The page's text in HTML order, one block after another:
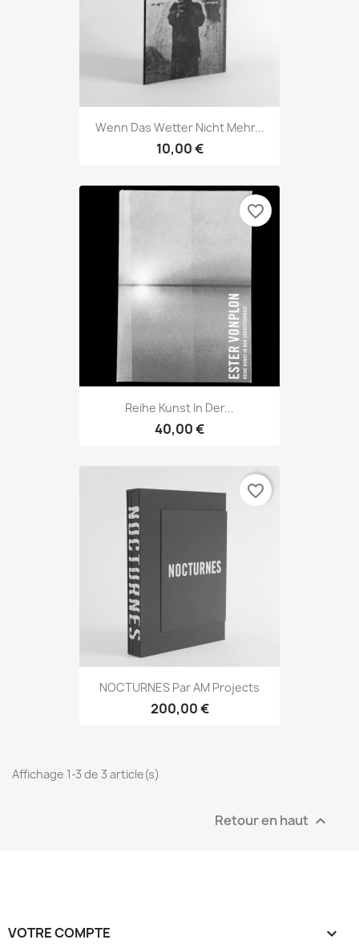
Wenn Das Wetter Nicht Mehr...
10,00 €
Reihe Kunst In Der...
40,00 €
favorite_border
NOCTURNES Par AM Projects
200,00 €
favorite_border
Affichage 1-3 de 3 article(s)
Retour en haut 
VOTRE COMPTE 